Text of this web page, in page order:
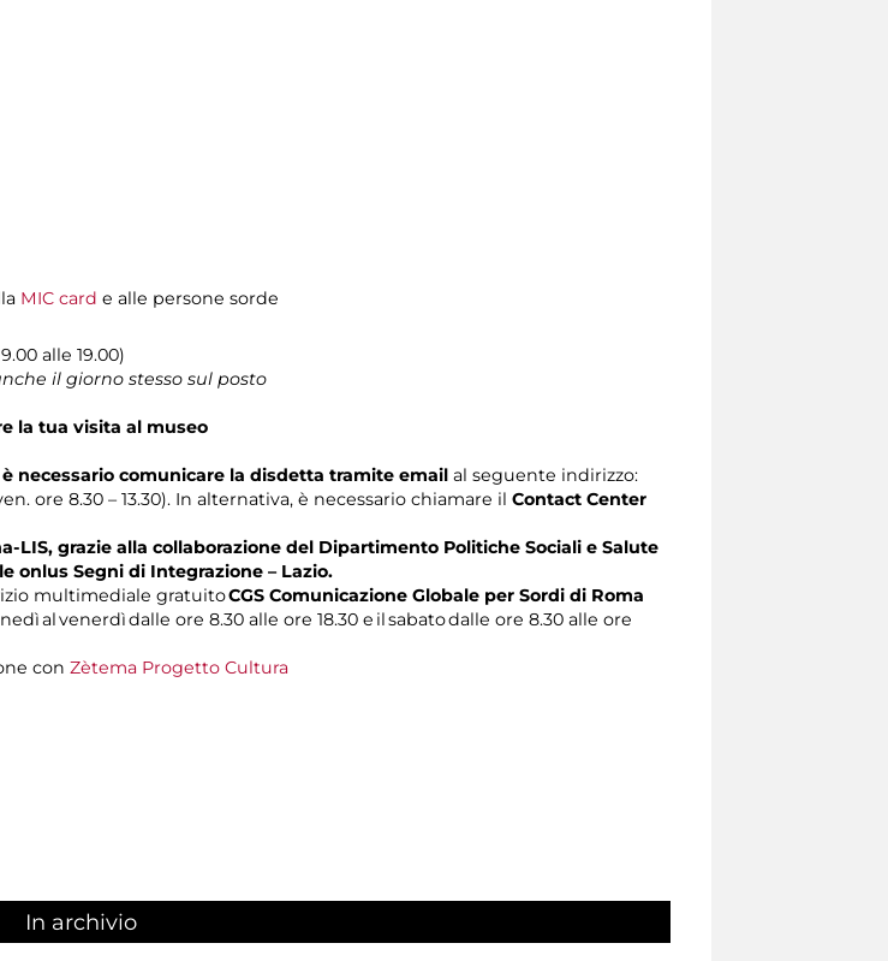
MIC card e alle persone sorde
alle 19.00)
il giorno stesso sul posto
la tua visita al museo
è necessario comunicare la disdetta tramite email al seguente indirizzo:
ore 8.30 – 13.30). In alternativa, è necessario chiamare il Contact Center
grazie alla collaborazione del Dipartimento Politiche Sociali e Salute
onlus Segni di Integrazione – Lazio.
multimediale gratuitoCGS Comunicazione Globale per Sordi di Roma
al venerdì dalle ore 8.30 alle ore 18.30 e il sabato dalle ore 8.30 alle ore
con Zètema Progetto Cultura
In archivio